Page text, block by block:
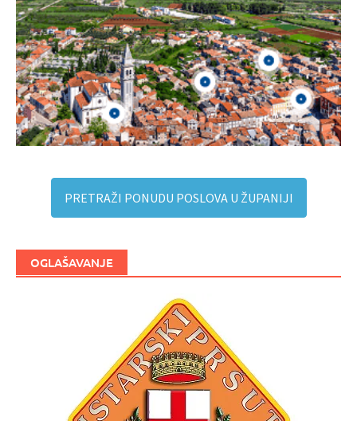
PRETRAŽI PONUDU POSLOVA U ŽUPANIJI
OGLAŠAVANJE